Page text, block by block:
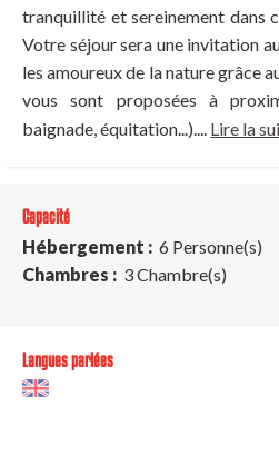
tranquillité et sereinement dans
Votre séjour sera une invitation
les amoureux de la nature grâce
vous sont proposées à
baignade, équitation...).... Lire la
Capacité
Hébergement : 6 Personne(s)
Chambres : 3 Chambre(s)
Langues parlées